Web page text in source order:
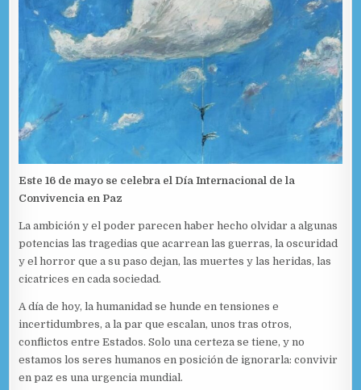
Este 16 de mayo se celebra el Día Internacional de la
Convivencia en Paz
La ambición y el poder parecen haber hecho olvidar a algunas
potencias las tragedias que acarrean las guerras, la oscuridad
y el horror que a su paso dejan, las muertes y las heridas, las
cicatrices en cada sociedad.
A día de hoy, la humanidad se hunde en tensiones e
incertidumbres, a la par que escalan, unos tras otros,
conflictos entre Estados. Solo una certeza se tiene, y no
estamos los seres humanos en posición de ignorarla: convivir
en paz es una urgencia mundial.